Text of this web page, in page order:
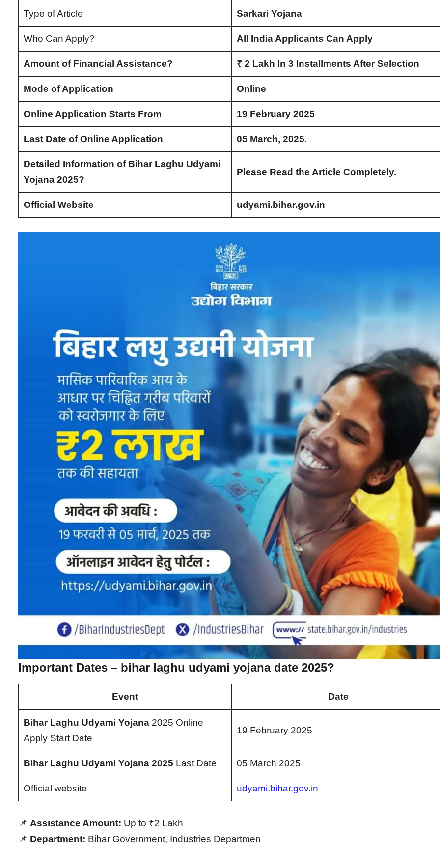
Type of Article Sarkari Yojana
Who Can Apply? All India Applicants Can Apply
Amount of Financial Assistance? ₹ 2 Lakh In 3 Installments After Selection
Mode of Application Online
Online Application Starts From 19 February 2025
Last Date of Online Application 05 March, 2025.
Detailed Information of Bihar Laghu Udyami
Yojana 2025?
Please Read the Article Completely.
Official Website udyami.bihar.gov.in
Important Dates – bihar laghu udyami yojana date 2025?
Event Date
Bihar Laghu Udyami Yojana 2025 Online
Apply Start Date
19 February 2025
Bihar Laghu Udyami Yojana 2025 Last Date 05 March 2025
Official website udyami.bihar.gov.in
📌 Assistance Amount: Up to ₹2 Lakh
📌 Department: Bihar Government, Industries Departmen